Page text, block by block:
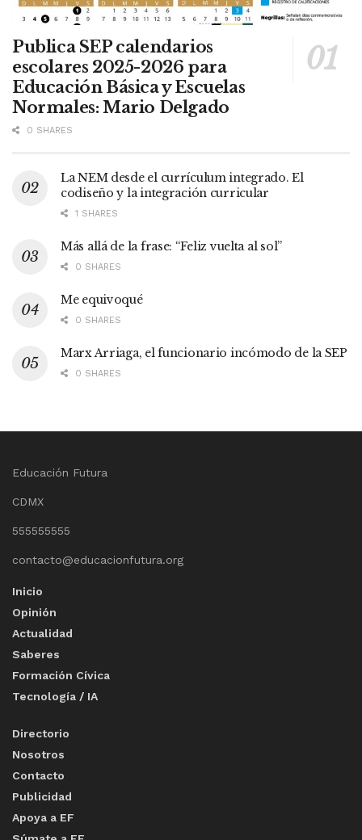
Publica SEP calendarios
escolares 2025-2026 para
Educación Básica y Escuelas
Normales: Mario Delgado
0 SHARES
La NEM desde el currículum integrado. El
codiseño y la integración curricular
1 SHARES
Más allá de la frase: “Feliz vuelta al sol”
0 SHARES
Me equivoqué
0 SHARES
Marx Arriaga, el funcionario incómodo de la SEP
0 SHARES
Educación Futura
CDMX
555555555
contacto@educacionfutura.org
Inicio
Opinión
Actualidad
Saberes
Formación Cívica
Tecnología / IA
Directorio
Nosotros
Contacto
Publicidad
Apoya a EF